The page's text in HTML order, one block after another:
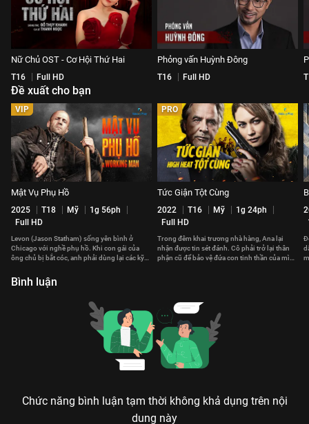
Nữ Chủ OST - Cơ Hội Thứ Hai
T16 Full HD
Phỏng vấn Huỳnh Đông
T16 Full HD
Đề xuất cho bạn
VIP
Mật Vụ Phụ Hồ
2025 T18 Mỹ
1g 56ph
Full HD
Levon (Jason Statham) sống yên bình ở
Chicago với nghề phụ hồ. Khi con gái của
ông chủ bị bắt cóc, anh phải dùng lại các kỹ
PRO
Tức Giận Tột Cùng
2022 T16 Mỹ
1g 24ph
Full HD
Trong đêm khai trương nhà hàng, Ana lại
nhận được tin sét đánh. Cô phải trở lại thân
phận cũ để bảo vệ đứa con tinh thần của mình
Bình luận
Chức năng bình luận tạm thời không khả dụng trên nội
dung này